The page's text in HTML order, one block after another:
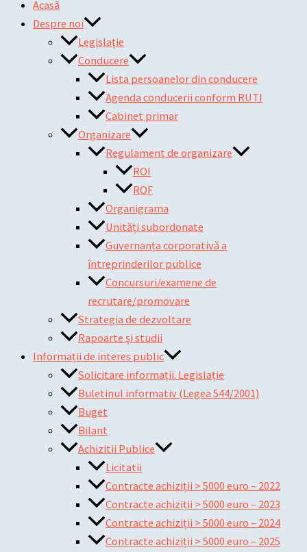
Acasă
Despre noi
Legislație
Conducere
Lista persoanelor din conducere
Agenda conducerii conform RUTI
Cabinet primar
Organizare
Regulament de organizare
ROI
ROF
Organigrama
Unități subordonate
Guvernanța corporativă a
întreprinderilor publice
Concursuri/examene de
recrutare/promovare
Strategia de dezvoltare
Rapoarte și studii
Informații de interes public
Solicitare informații. Legislație
Buletinul informativ (Legea 544/2001)
Buget
Bilant
Achizitii Publice
Licitatii
Contracte achiziții > 5000 euro – 2022
Contracte achiziții > 5000 euro – 2023
Contracte achiziții > 5000 euro – 2024
Contracte achiziții > 5000 euro – 2025